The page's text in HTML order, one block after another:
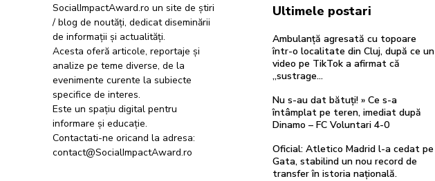
SocialImpactAward.ro un site de știri
/ blog de noutăți, dedicat diseminării
de informații și actualități.
Acesta oferă articole, reportaje și
analize pe teme diverse, de la
evenimente curente la subiecte
specifice de interes.
Este un spațiu digital pentru
informare și educație.
Contactati-ne oricand la adresa:
contact@SocialImpactAward.ro
Ultimele postari
Ambulanță agresată cu topoare
într-o localitate din Cluj, după ce un
video pe TikTok a afirmat că
„sustrage…
Nu s-au dat bătuți! » Ce s-a
întâmplat pe teren, imediat după
Dinamo – FC Voluntari 4-0
Oficial: Atletico Madrid l-a cedat pe
Gata, stabilind un nou record de
transfer în istoria națională.